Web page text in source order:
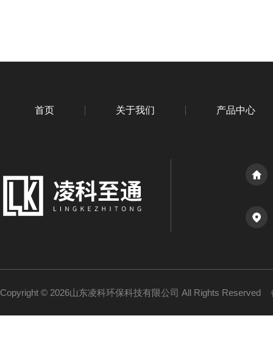
首页 关于我们 产品中心
Copyright © 2026山东凌科环保科技有限公司 All Rights Reserved